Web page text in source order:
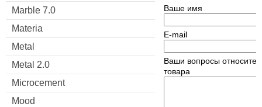
Marble 7.0
Materia
Metal
Metal 2.0
Microcement
Mood
Ваше имя
E-mail
Ваши вопросы
товара